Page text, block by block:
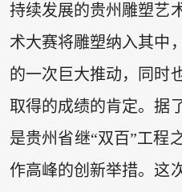
持续发展的贵州雕塑艺
术大赛将雕塑纳入其中
的一次巨大推动，同时
取得的成绩的肯定。据
是贵州省继“双百”工程
作高峰的创新举措。这